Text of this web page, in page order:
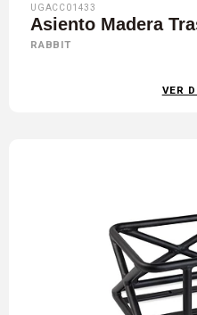
UGACC01433
Asiento Madera
RABBIT
VER